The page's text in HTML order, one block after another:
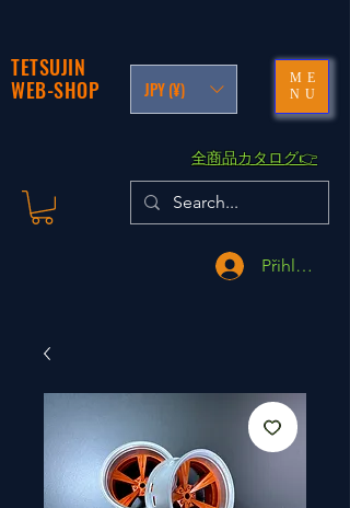
TETSUJIN
WEB-SHOP
JPY (¥)
ME
NU
​全商品カタログ👉
Přihlásit se